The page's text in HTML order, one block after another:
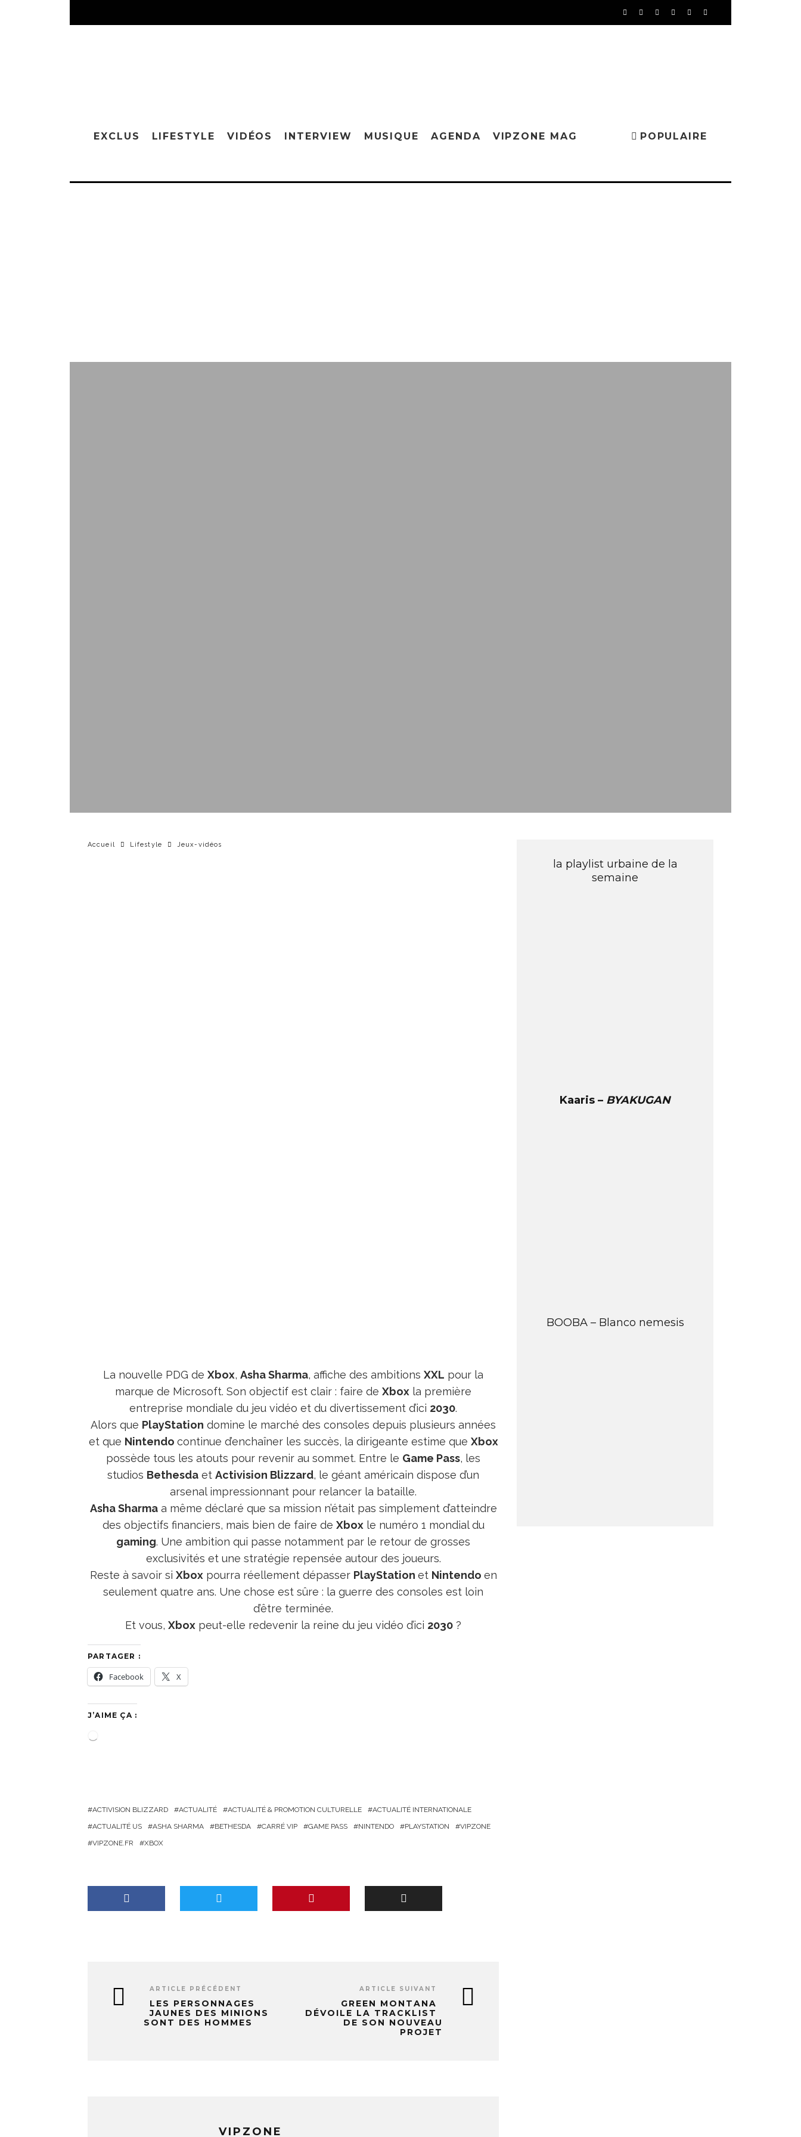
EXCLUS LIFESTYLE VIDÉOS INTERVIEW MUSIQUE AGENDA VIPZONE MAG POPULAIRE
Accueil Lifestyle Jeux-vidéos
La nouvelle PDG de Xbox, Asha Sharma, affiche des ambitions XXL pour la
marque de Microsoft. Son objectif est clair : faire de Xbox la première
entreprise mondiale du jeu vidéo et du divertissement d’ici 2030.
Alors que PlayStation domine le marché des consoles depuis plusieurs années
et que Nintendo continue d’enchaîner les succès, la dirigeante estime que Xbox
possède tous les atouts pour revenir au sommet. Entre le Game Pass, les
studios Bethesda et Activision Blizzard, le géant américain dispose d’un
arsenal impressionnant pour relancer la bataille.
Asha Sharmaa même déclaré que sa mission n’était pas simplement d’atteindre
des objectifs financiers, mais bien de faire de Xboxle numéro 1 mondial du
gaming. Une ambition qui passe notamment par le retour de grosses
exclusivités et une stratégie repensée autour des joueurs.
Reste à savoir si Xboxpourra réellement dépasser PlayStation et Nintendo en
seulement quatre ans. Une chose est sûre : la guerre des consoles est loin
d’être terminée.
Et vous, Xbox peut-elle redevenir la reine du jeu vidéo d’ici 2030 ?
PARTAGER :
Facebook X
J’AIME ÇA :
t
ACTIVISION BLIZZARD ACTUALITÉ ACTUALITÉ & PROMOTION CULTURELLE
ACTUALITÉ INTERNATIONALE
ACTUALITÉ US
ASHA SHARMA BETHESDA CARRÉ VIP GAME PASS NINTENDO PLAYSTATION
VIPZONE
VIPZONE.FR
XBOX
ARTICLE PRÉCÉDENT
LES PERSONNAGES
JAUNES DES MINIONS
SONT DES HOMMES
ARTICLE SUIVANT
GREEN MONTANA
DÉVOILE LA TRACKLIST
DE SON NOUVEAU
PROJET
VIPZONE
la playlist urbaine de la
semaine
Kaaris – BYAKUGAN
BOOBA – Blanco nemesis